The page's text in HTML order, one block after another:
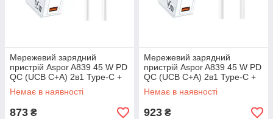
Мережевий зарядний
пристрій Aspor A839 45 W PD
QC (UCB C+A) 2в1 Type-C +
Type-C-білий
Немає в наявності
873 ₴
Мережевий зарядний
пристрій Aspor A839 45 W PD
QC (UCB C+A) 2в1 Type-C +
Lightning-білий
Немає в наявності
923 ₴